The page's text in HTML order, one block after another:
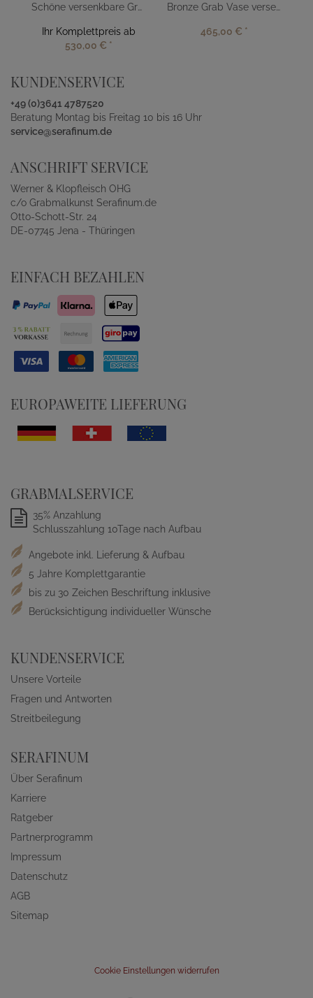
Schöne versenkbare Grabvase
Ihr Komplettpreis ab
530,00 € *
Bronze Grab Vase versenkbar
465,00 € *
KUNDENSERVICE
+49 (0)3641 4787520
Beratung Montag bis Freitag 10 bis 16 Uhr
service@serafinum.de
ANSCHRIFT SERVICE
Werner & Klopfleisch OHG
c/o Grabmalkunst Serafinum.de
Otto-Schott-Str. 24
DE-07745 Jena - Thüringen
EINFACH BEZAHLEN
EUROPAWEITE LIEFERUNG
GRABMALSERVICE
35% Anzahlung
Schlusszahlung 10Tage nach Aufbau
Angebote inkl. Lieferung & Aufbau
5 Jahre Komplettgarantie
bis zu 30 Zeichen Beschriftung inklusive
Berücksichtigung individueller Wünsche
KUNDENSERVICE
Unsere Vorteile
Fragen und Antworten
Streitbeilegung
SERAFINUM
Über Serafinum
Karriere
Ratgeber
Partnerprogramm
Impressum
Datenschutz
AGB
Sitemap
Cookie Einstellungen widerrufen